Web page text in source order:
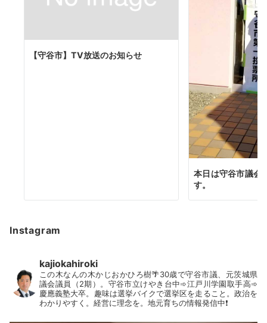
【守谷市】TV放送のお知らせ
本日は守谷市議会
す。
Instagram
kajiokahiroki
この木なんの木かじおかひろ樹🌴30歳で守谷市議、元茨城県
議会議員（2期）。守谷市立けやき台中➾江戸川学園取手高➾
慶應義塾大卒。趣味は選挙バイクで選挙区を走ること。政治を
わかりやすく。経営に理念を。地元育ちの情報発信中❗